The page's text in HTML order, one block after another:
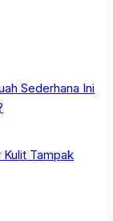
Sederhana Ini
Tampak